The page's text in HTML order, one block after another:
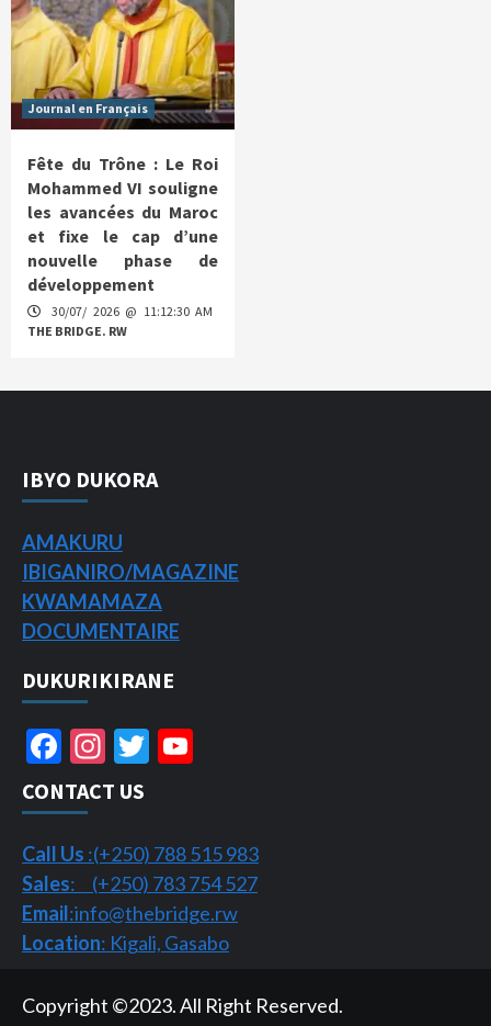
Journal en Français
Fête du Trône : Le Roi
Mohammed VI souligne
les avancées du Maroc
et fixe le cap d’une
nouvelle phase de
développement
30/07/ 2026 @ 11:12:30 AM
THE BRIDGE. RW
IBYO DUKORA
AMAKURU
IBIGANIRO/MAGAZINE
KWAMAMAZA
DOCUMENTAIRE
DUKURIKIRANE
Facebook
Instagram
Twitter
CONTACT US
Call Us :(+250) 788 515 983
Sales: (+250) 783 754 527
Email:info@thebridge.rw
Location: Kigali, Gasabo
Copyright ©2023. All Right Reserved.